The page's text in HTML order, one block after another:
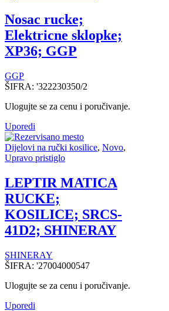
Nosac rucke;
Elektricne sklopke;
XP36; GGP
GGP
ŠIFRA: '322230350/2
Ulogujte se za cenu i poručivanje.
Uporedi
Dijelovi na ručki kosilice, Novo,
Upravo pristiglo
LEPTIR MATICA
RUCKE;
KOSILICE; SRCS-
41D2; SHINERAY
SHINERAY
ŠIFRA: '27004000547
Ulogujte se za cenu i poručivanje.
Uporedi